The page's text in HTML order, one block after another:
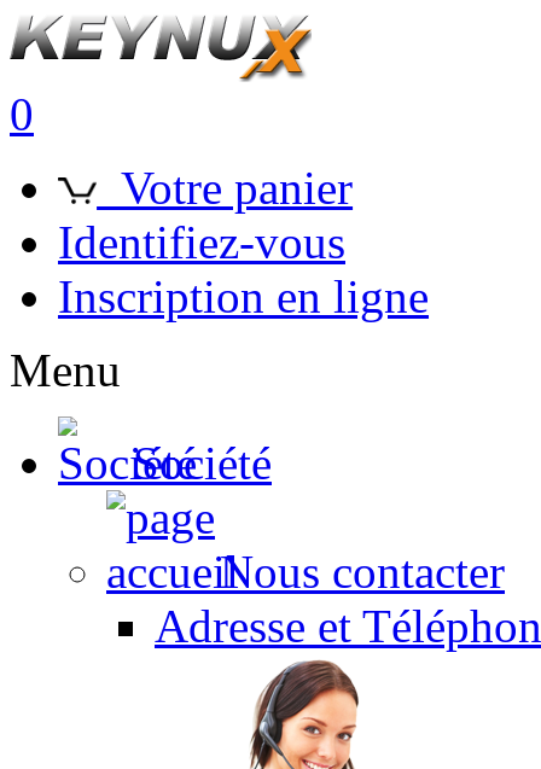
0
Votre panier
Identifiez-vous
Inscription en ligne
Menu
Société
Nous contacter
Adresse et